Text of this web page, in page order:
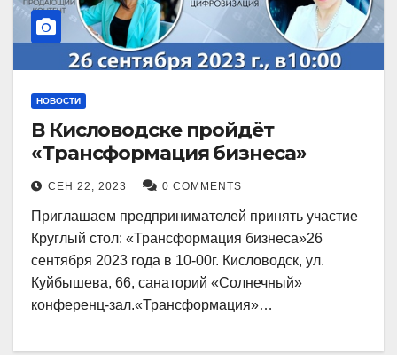
НОВОСТИ
В Кисловодске пройдёт
«Трансформация бизнеса»
СЕН 22, 2023 0 COMMENTS
Приглашаем предпринимателей принять участие
Круглый стол: «Трансформация бизнеса»26
сентября 2023 года в 10-00г. Кисловодск, ул.
Куйбышева, 66, санаторий «Солнечный»
конференц-зал.«Трансформация»…